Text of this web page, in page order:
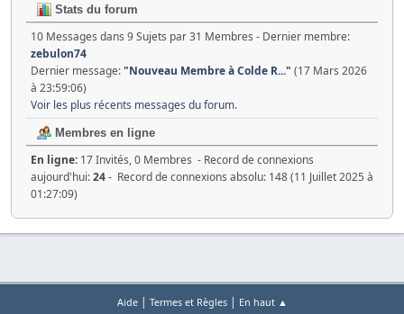
Stats du forum
10 Messages dans 9 Sujets par 31 Membres - Dernier membre:
zebulon74
Dernier message:"Nouveau Membre à Colde R..." (17 Mars 2026
à 23:59:06)
Voir les plus récents messages du forum.
Membres en ligne
En ligne: 17 Invités, 0 Membres - Record de connexions
aujourd'hui:24- Record de connexions absolu: 148 (11 Juillet 2025 à
01:27:09)
Aide| Termes et Règles| En haut ▲